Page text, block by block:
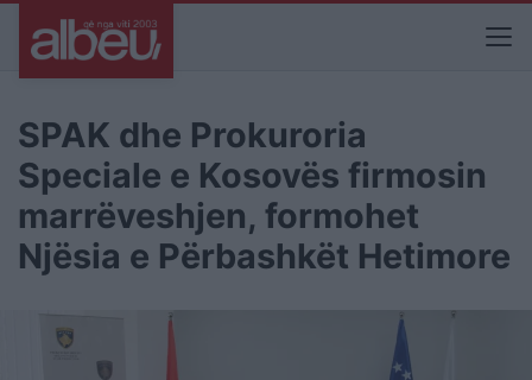
SPAK dhe Prokuroria
Speciale e Kosovës firmosin
marrëveshjen, formohet
Njësia e Përbashkët Hetimore